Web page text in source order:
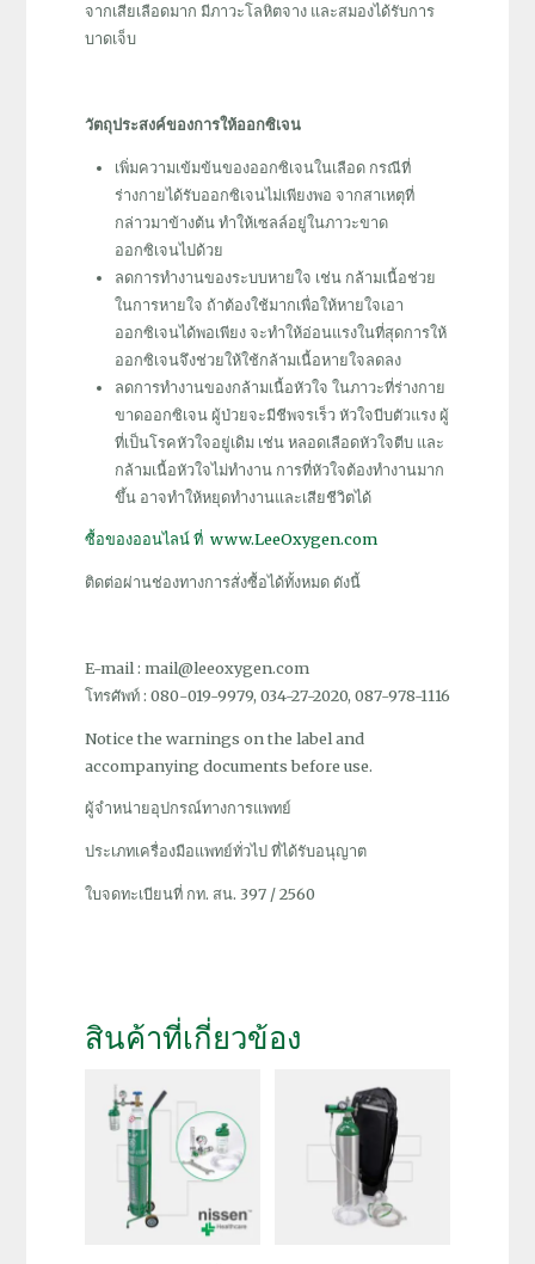
จากเสียเลือดมาก มีภาวะโลหิตจาง และสมองได้รับการ
บาดเจ็บ
วัตถุประสงค์ของการให้ออกซิเจน
เพิ่มความเข้มข้นของออกซิเจนในเลือด กรณีที่
ร่างกายได้รับออกซิเจนไม่เพียงพอ จากสาเหตุที่
กล่าวมาข้างต้น ทำให้เซลล์อยู่ในภาวะขาด
ออกซิเจนไปด้วย
ลดการทำงานของระบบหายใจ เช่น กล้ามเนื้อช่วย
ในการหายใจ ถ้าต้องใช้มากเพื่อให้หายใจเอา
ออกซิเจนได้พอเพียง จะทำให้อ่อนแรงในที่สุดการให้
ออกซิเจนจึงช่วยให้ใช้กล้ามเนื้อหายใจลดลง
ลดการทำงานของกล้ามเนื้อหัวใจ ในภาวะที่ร่างกาย
ขาดออกซิเจน ผู้ป่วยจะมีชีพจรเร็ว หัวใจบีบตัวแรง ผู้
ที่เป็นโรคหัวใจอยู่เดิม เช่น หลอดเลือดหัวใจตีบ และ
กล้ามเนื้อหัวใจไม่ทำงาน การที่หัวใจต้องทำงานมาก
ขึ้น อาจทำให้หยุดทำงานและเสียชีวิตได้
ซื้อของออนไลน์ ที่ www.LeeOxygen.com
ติดต่อผ่านช่องทางการสั่งซื้อได้ทั้งหมด ดังนี้
E-mail : mail@leeoxygen.com
โทรศัพท์ : 080-019-9979, 034-27-2020, 087-978-1116
Notice the warnings on the label and
accompanying documents before use.
ผู้จำหน่ายอุปกรณ์ทางการแพทย์
ประเภทเครื่องมือแพทย์ทั่วไป ที่ได้รับอนุญาต
ใบจดทะเบียนที่ กท. สน. 397 / 2560
สินค้าที่เกี่ยวข้อง